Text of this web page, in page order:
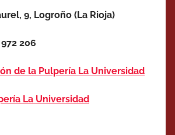
9, Logroño (La Rioja)
206
de la Pulpería La Universidad
La Universidad